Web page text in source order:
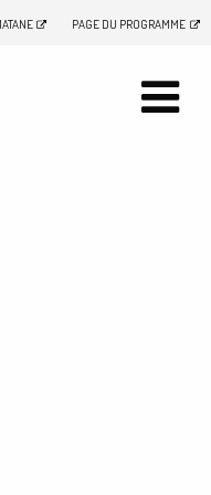
PAGE DU PROGRAMME